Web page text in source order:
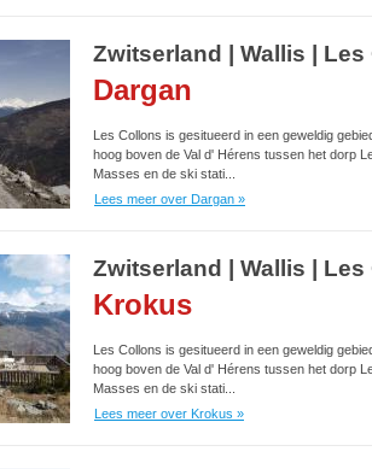
Zwitserland | Wallis | Les
Dargan
Les Collons is gesitueerd in een geweldig
hoog boven de Val d' Hérens tussen het dorp
Masses en de ski stati...
Lees meer over Dargan »
Zwitserland | Wallis | Les
Krokus
Les Collons is gesitueerd in een geweldig
hoog boven de Val d' Hérens tussen het dorp
Masses en de ski stati...
Lees meer over Krokus »